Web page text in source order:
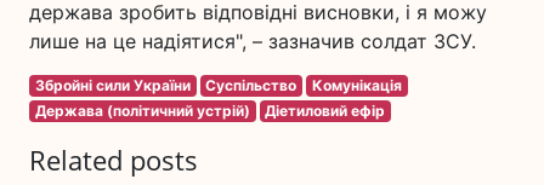
держава зробить відповідні висновки, і я можу
лише на це надіятися", – зазначив солдат ЗСУ.
Збройні сили України Суспільство
Комунікація
Держава (політичний устрій)
Діетиловий ефір
Related posts